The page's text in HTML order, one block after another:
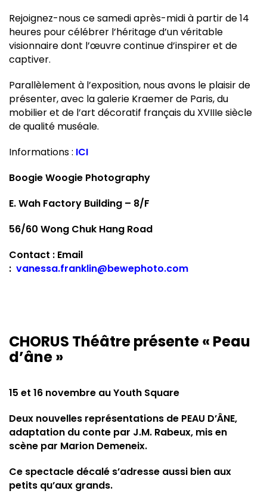
Rejoignez-nous ce samedi après-midi à partir de 14
heures pour célébrer l’héritage d’un véritable
visionnaire dont l’œuvre continue d’inspirer et de
captiver.
Parallèlement à l’exposition, nous avons le plaisir de
présenter, avec la galerie Kraemer de Paris, du
mobilier et de l’art décoratif français du XVIIIe siècle
de qualité muséale.
Informations : ICI
Boogie Woogie Photography
E. Wah Factory Building – 8/F
56/60 Wong Chuk Hang Road
Contact : Email
: vanessa.franklin@bewephoto.com
CHORUS Théâtre présente « Peau
d’âne »
15 et 16 novembre au Youth Square
Deux nouvelles représentations de PEAU D’ÂNE,
adaptation du conte par J.M. Rabeux, mis en
scène par Marion Demeneix.
Ce spectacle décalé s’adresse aussi bien aux
petits qu’aux grands.